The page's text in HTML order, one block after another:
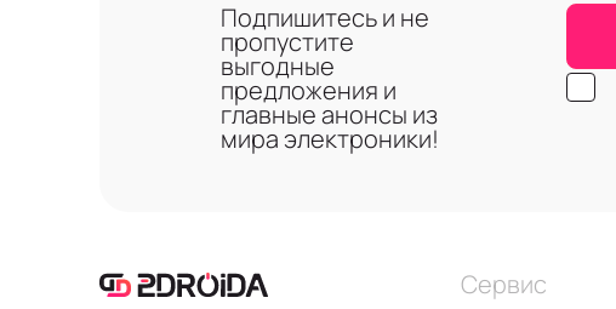
Подпишитесь и не
пропустите
выгодные
предложения и
главные анонсы из
мира электроники!
Сервис